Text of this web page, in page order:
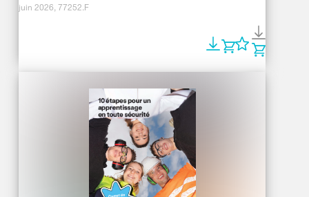
juin 2026, 77252.F